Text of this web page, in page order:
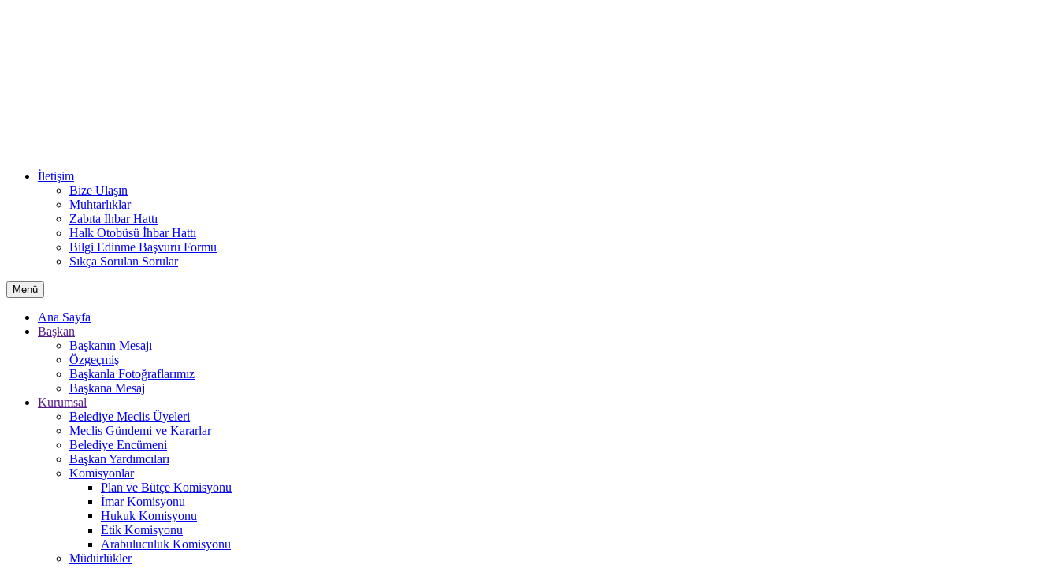
İletişim
Bize Ulaşın
Muhtarlıklar
Zabıta İhbar Hattı
Halk Otobüsü İhbar Hattı
Bilgi Edinme Başvuru Formu
Sıkça Sorulan Sorular
Menü
Ana Sayfa
Başkan
Başkanın Mesajı
Özgeçmiş
Başkanla Fotoğraflarımız
Başkana Mesaj
Kurumsal
Belediye Meclis Üyeleri
Meclis Gündemi ve Kararlar
Belediye Encümeni
Başkan Yardımcıları
Komisyonlar
Plan ve Bütçe Komisyonu
İmar Komisyonu
Hukuk Komisyonu
Etik Komisyonu
Arabuluculuk Komisyonu
Müdürlükler